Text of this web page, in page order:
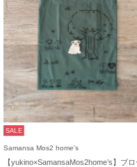
SALE
Samansa Mos2 home's